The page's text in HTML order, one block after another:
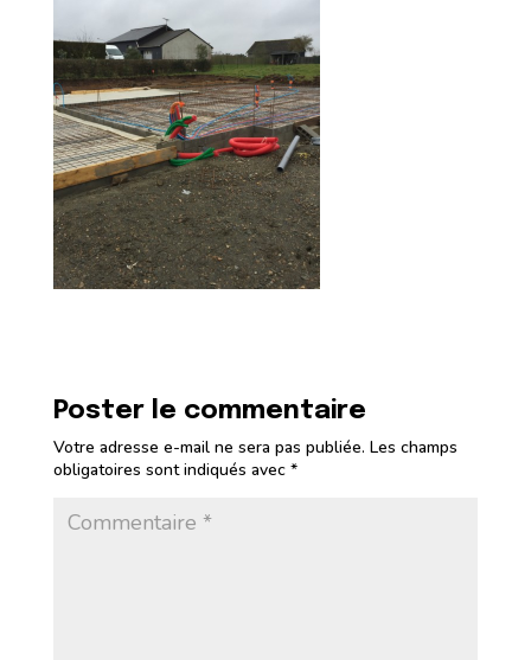
Poster le commentaire
Votre adresse e-mail ne sera pas publiée. Les champs
obligatoires sont indiqués avec *